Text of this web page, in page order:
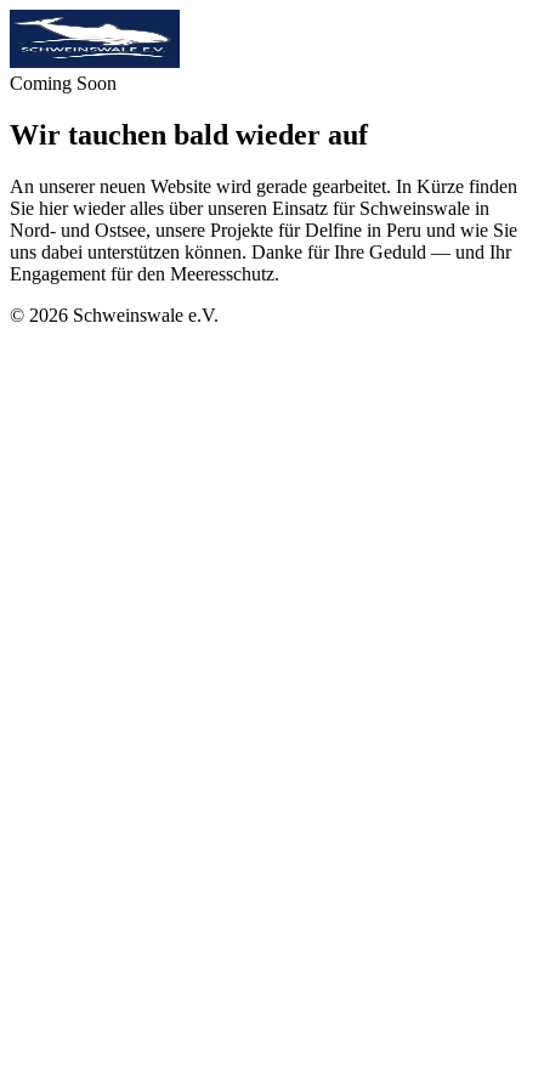
Coming Soon
Wir tauchen bald wieder auf
An unserer neuen Website wird gerade gearbeitet. In Kürze finden
Sie hier wieder alles über unseren Einsatz für Schweinswale in
Nord- und Ostsee, unsere Projekte für Delfine in Peru und wie Sie
uns dabei unterstützen können. Danke für Ihre Geduld — und Ihr
Engagement für den Meeresschutz.
© 2026 Schweinswale e.V.